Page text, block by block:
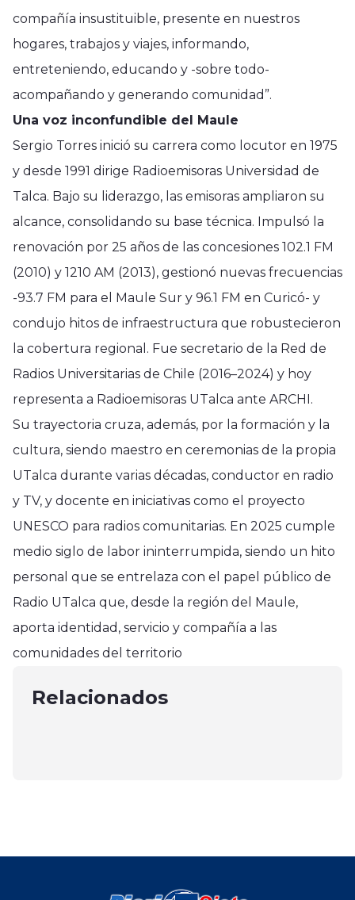
compañía insustituible, presente en nuestros
hogares, trabajos y viajes, informando,
entreteniendo, educando y -sobre todo-
acompañando y generando comunidad”.
Una voz inconfundible del Maule
Sergio Torres inició su carrera como locutor en 1975
y desde 1991 dirige Radioemisoras Universidad de
Talca. Bajo su liderazgo, las emisoras ampliaron su
alcance, consolidando su base técnica. Impulsó la
renovación por 25 años de las concesiones 102.1 FM
(2010) y 1210 AM (2013), gestionó nuevas frecuencias
-93.7 FM para el Maule Sur y 96.1 FM en Curicó- y
condujo hitos de infraestructura que robustecieron
la cobertura regional. Fue secretario de la Red de
Radios Universitarias de Chile (2016–2024) y hoy
representa a Radioemisoras UTalca ante ARCHI.
Su trayectoria cruza, además, por la formación y la
cultura, siendo maestro en ceremonias de la propia
UTalca durante varias décadas, conductor en radio
y TV, y docente en iniciativas como el proyecto
UNESCO para radios comunitarias. En 2025 cumple
medio siglo de labor ininterrumpida, siendo un hito
personal que se entrelaza con el papel público de
Radio UTalca que, desde la región del Maule,
aporta identidad, servicio y compañía a las
comunidades del territorio
Relacionados
Nacional
Con “Día de la Churrasca Talquina”
se celebró los 283 Aniversario de
mayo 12, 2025
Nacional
Autoridades fiscalizaron el tránsito
domingo
«PF» Manuel A. Fernández Godoy